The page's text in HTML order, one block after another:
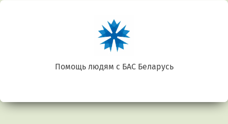
Беларусь. Gluten free